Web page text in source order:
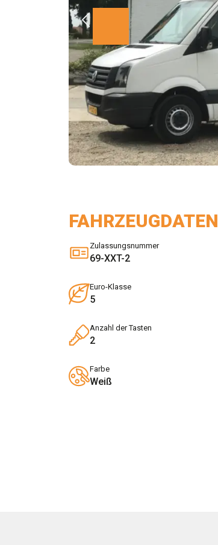
FAHRZEUGDATEN
Zulassungsnummer
69-XXT-2
Euro-Klasse
5
Anzahl der Tasten
2
Farbe
Weiß